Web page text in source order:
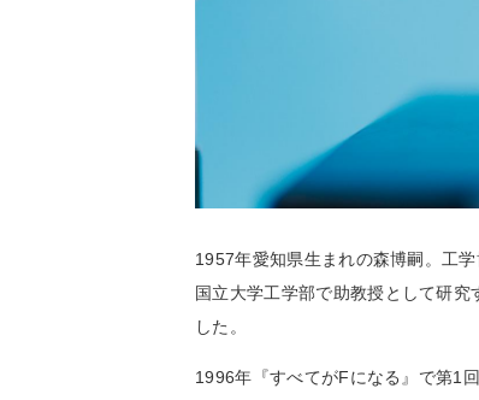
1957年愛知県生まれの森博嗣。工
国立大学工学部で助教授として研
した。
1996年『すべてがFになる』で第1